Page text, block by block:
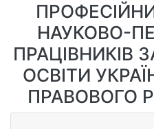
НАУКОВО-
ПРАЦІВНИКІВ
ОСВІТИ
ПРАВОВОГО